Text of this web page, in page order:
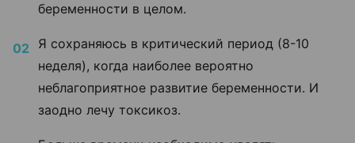
беременности в целом.
Я сохраняюсь в критический период (8-10
неделя), когда наиболее вероятно
неблагоприятное развитие беременности. И
заодно лечу токсикоз.